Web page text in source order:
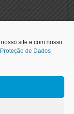
site e com nosso
de Dados